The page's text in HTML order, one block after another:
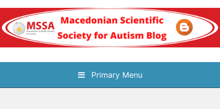
Skip
content
Блог на
Македонското научно
Primary Menu